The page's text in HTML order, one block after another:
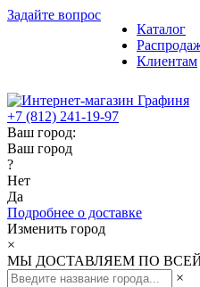
Задайте вопрос
Каталог
Клиентам
+7 (812) 241-19-97
Ваш город:
Ваш город
?
Нет
Да
Подробнее о доставке
Изменить город
×
МЫ ДОСТАВЛЯЕМ ПО
×